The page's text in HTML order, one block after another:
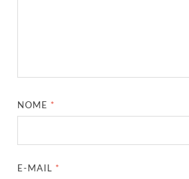
NOME *
E-MAIL *